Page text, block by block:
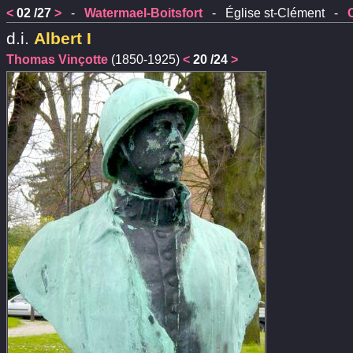
< 02 /27 > - Watermael-Boitsfort - Église st-Clément -
d.i. Albert I
Thomas Vinçotte (1850-1925) < 20 /24 >